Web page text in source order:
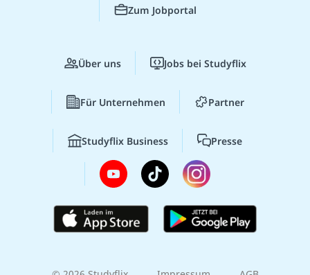
Zum Jobportal
Über uns Jobs bei Studyflix
Für Unternehmen Partner
Studyflix Business Presse